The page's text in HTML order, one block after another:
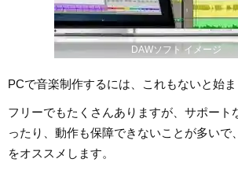
DAWソフト イメージ
PCで音楽制作するには、これもないと始ま
フリーでもたくさんありますが、サポート
ったり、動作も保障できないことが多いで
をオススメします。